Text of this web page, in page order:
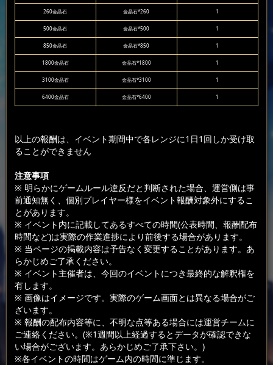
260金晶石 金晶石*260 1
500金晶石 金晶石*500 1
850金晶石 金晶石*850 1
1800金晶石 金晶石*1800 1
3100金晶石 金晶石*3100 1
6400金晶石 金晶石*6400 1
以上の報酬は、イベント期間中で各レンジに1日1回しか受け取
ることができません
注意事項
※ 明らかにゲームルール違反だと判断された場合、運営側は事
前通知無く、個別プレイヤー様をイベント報酬対象外にするこ
とがあります。
※ イベント内に記載してあるすべての時間(公表時間、報酬配布
時間など)は実際の作業進捗により前後する場合があります。
※ 当ページの掲載内容は予告なく変更することがあります。あ
らかじめご了承ください。
※ イベント主催者は、今回のイベントにつき最終的な解釈権を
有します。
※ 画像はイメージです。実際のゲーム画面とは異なる場合がご
ざいます。
※ 報酬の配布内容等に、不明な点等ある場合には運営チームに
ご連絡ください。(※1週間以上経過するとデータが確認できな
い場合がございます。あらかじめご了承下さい。)
※各イベントの時間はゲーム内の時間に準じます。